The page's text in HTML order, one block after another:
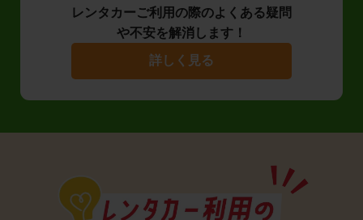
レンタカーご利用の際のよくある疑問
や不安を解消します！
詳しく見る